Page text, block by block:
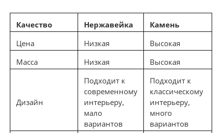
Качество Нержавейка
Камень
Цена
Низкая
Высокая
Масса
Низкая Высокая
Дизайн
Подходит к
современному
интерьеру,
мало
вариантов
Подходит к
классическому
интерьеру,
много
вариантов